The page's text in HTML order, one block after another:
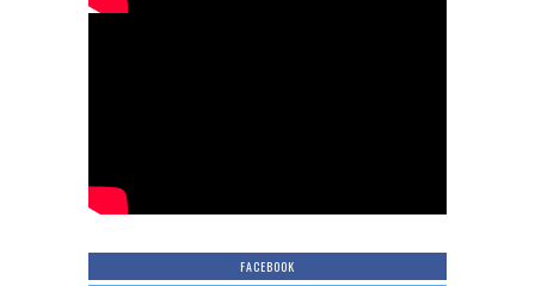
FACEBOOK